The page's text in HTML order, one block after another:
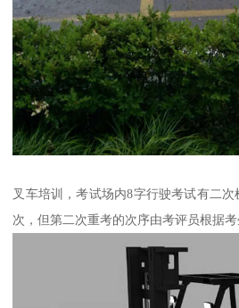
叉车培训，考试场内8字行驶考试有二
次，但第二次重考的次序由考评员根据考